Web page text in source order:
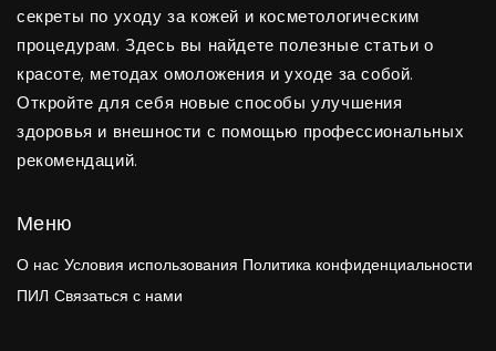
секреты по уходу за кожей и косметологическим
процедурам. Здесь вы найдете полезные статьи о
красоте, методах омоложения и уходе за собой.
Откройте для себя новые способы улучшения
здоровья и внешности с помощью профессиональных
рекомендаций.
Меню
О нас Условия использования Политика конфиденциальности
ПИЛ Связаться с нами